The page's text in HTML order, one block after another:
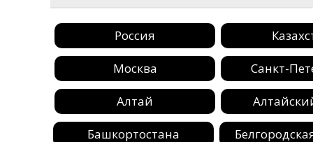
Россия
Москва Санкт-
Алтай
Башкортостанa